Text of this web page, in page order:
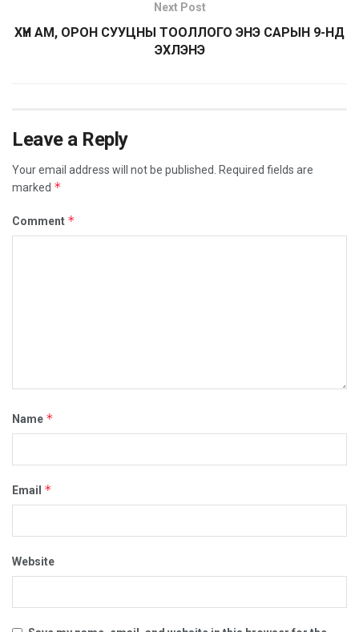
Next Post
ХҮН АМ, ОРОН СУУЦНЫ ТООЛЛОГО ЭНЭ САРЫН 9-НД
ЭХЛЭНЭ
Leave a Reply
Your email address will not be published. Required fields are
marked *
Comment *
Name *
Email *
Website